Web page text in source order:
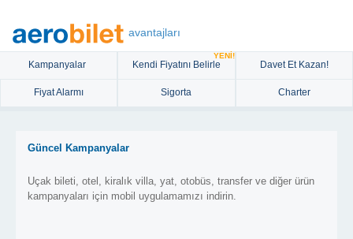
avantajları
Kampanyalar Kendi Fiyatını Belirle
YENİ!
Davet Et Kazan!
Fiyat Alarmı Sigorta Charter
Güncel Kampanyalar
Uçak bileti, otel, kiralık villa, yat, otobüs, transfer ve diğer ürün
kampanyaları için mobil uygulamamızı indirin.